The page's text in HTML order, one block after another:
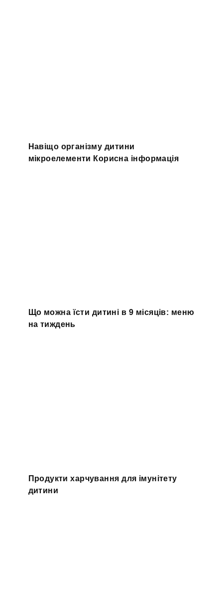
Навіщо організму дитини
мікроелементи Корисна інформація
Що можна їсти дитині в 9 місяців: меню
на тиждень
Продукти харчування для імунітету
дитини